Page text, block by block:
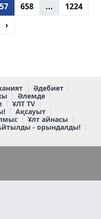
658 ...
1224
›
Әдебиет
Әлемде
ҰЛТ TV
Ақсауыт
Ұлт айнасы
- орындалды!